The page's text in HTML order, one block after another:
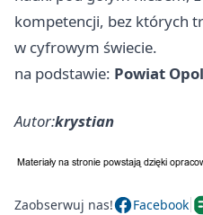
kompetencji, bez których
w cyfrowym świecie.
na podstawie: Powiat
Autor:krystian
Zaobserwuj nas! Facebook